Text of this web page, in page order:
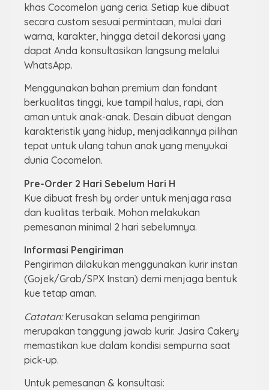
khas Cocomelon yang ceria. Setiap kue dibuat
secara custom sesuai permintaan, mulai dari
warna, karakter, hingga detail dekorasi yang
dapat Anda konsultasikan langsung melalui
WhatsApp.
Menggunakan bahan premium dan fondant
berkualitas tinggi, kue tampil halus, rapi, dan
aman untuk anak-anak. Desain dibuat dengan
karakteristik yang hidup, menjadikannya pilihan
tepat untuk ulang tahun anak yang menyukai
dunia Cocomelon.
Pre-Order 2 Hari Sebelum Hari H
Kue dibuat fresh by order untuk menjaga rasa
dan kualitas terbaik. Mohon melakukan
pemesanan minimal 2 hari sebelumnya.
Informasi Pengiriman
Pengiriman dilakukan menggunakan kurir instan
(Gojek/Grab/SPX Instan) demi menjaga bentuk
kue tetap aman.
Catatan:Kerusakan selama pengiriman
merupakan tanggung jawab kurir. Jasira Cakery
memastikan kue dalam kondisi sempurna saat
pick-up.
Untuk pemesanan & konsultasi: